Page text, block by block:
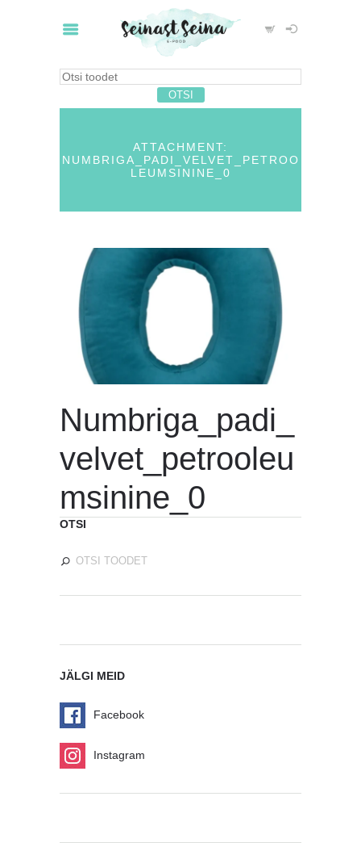
ATTACHMENT:
NUMBRIGA_PADI_VELVET_PETROO
LEUMSININE_0
Numbriga_padi_
velvet_petrooleu
msinine_0
OTSI
JÄLGI MEID
Facebook
Instagram